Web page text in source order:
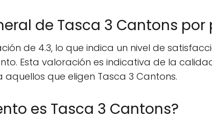
de Tasca 3 Cantons
de 4.3, lo que indica un nivel de
Esta valoración es indicativa de la
que eligen Tasca 3 Cantons.
es Tasca 3 Cantons?